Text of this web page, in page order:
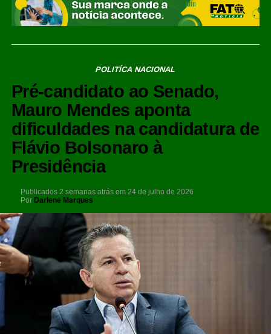
POLITÍCA NACIONAL
Pré-candidato ao Senado,
Mauro Mendes aponta
dificuldades na candidatura de
Flávio Bolsonaro à
Presidência
Publicados 2 semanas atrás em 24 de julho de 2026
Por Darlene Marques